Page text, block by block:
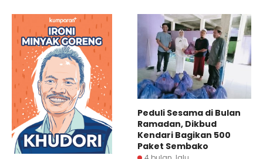
Peduli Sesama di Bulan
Ramadan, Dikbud
Kendari Bagikan 500
Paket Sembako